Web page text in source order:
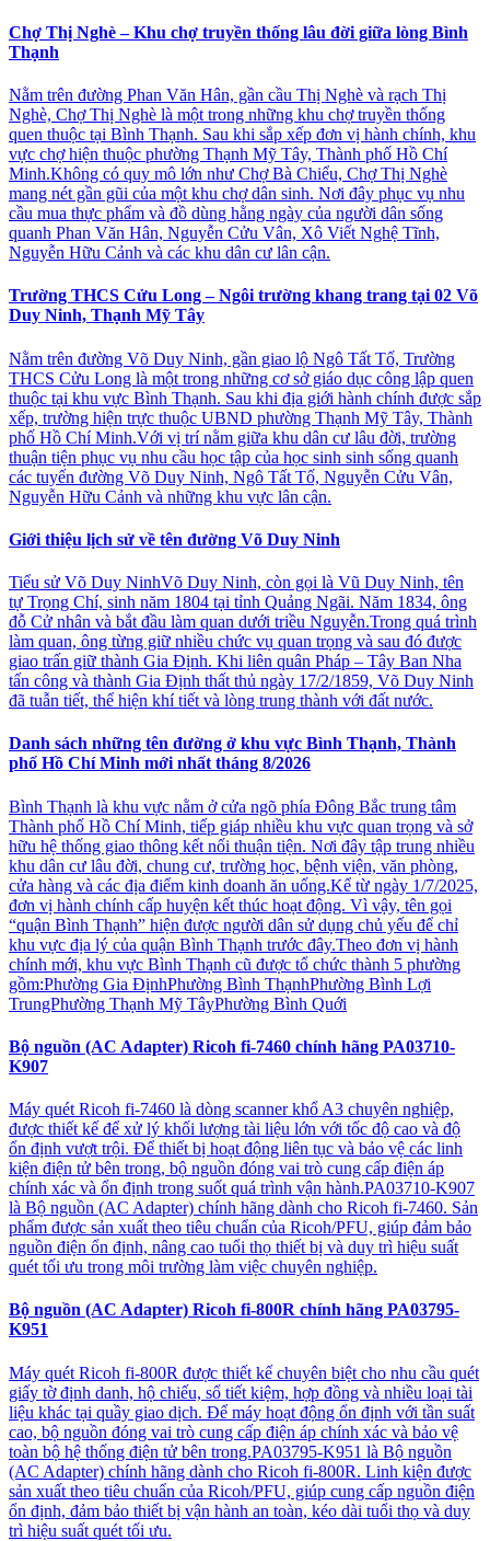
Chợ Thị Nghè – Khu chợ truyền thống lâu đời giữa lòng Bình
Thạnh
Nằm trên đường Phan Văn Hân, gần cầu Thị Nghè và rạch Thị
Nghè, Chợ Thị Nghè là một trong những khu chợ truyền thống
quen thuộc tại Bình Thạnh. Sau khi sắp xếp đơn vị hành chính, khu
vực chợ hiện thuộc phường Thạnh Mỹ Tây, Thành phố Hồ Chí
Minh.Không có quy mô lớn như Chợ Bà Chiểu, Chợ Thị Nghè
mang nét gần gũi của một khu chợ dân sinh. Nơi đây phục vụ nhu
cầu mua thực phẩm và đồ dùng hằng ngày của người dân sống
quanh Phan Văn Hân, Nguyễn Cửu Vân, Xô Viết Nghệ Tĩnh,
Nguyễn Hữu Cảnh và các khu dân cư lân cận.
Trường THCS Cửu Long – Ngôi trường khang trang tại 02 Võ
Duy Ninh, Thạnh Mỹ Tây
Nằm trên đường Võ Duy Ninh, gần giao lộ Ngô Tất Tố, Trường
THCS Cửu Long là một trong những cơ sở giáo dục công lập quen
thuộc tại khu vực Bình Thạnh. Sau khi địa giới hành chính được sắp
xếp, trường hiện trực thuộc UBND phường Thạnh Mỹ Tây, Thành
phố Hồ Chí Minh.Với vị trí nằm giữa khu dân cư lâu đời, trường
thuận tiện phục vụ nhu cầu học tập của học sinh sinh sống quanh
các tuyến đường Võ Duy Ninh, Ngô Tất Tố, Nguyễn Cửu Vân,
Nguyễn Hữu Cảnh và những khu vực lân cận.
Giới thiệu lịch sử về tên đường Võ Duy Ninh
Tiểu sử Võ Duy NinhVõ Duy Ninh, còn gọi là Vũ Duy Ninh, tên
tự Trọng Chí, sinh năm 1804 tại tỉnh Quảng Ngãi. Năm 1834, ông
đỗ Cử nhân và bắt đầu làm quan dưới triều Nguyễn.Trong quá trình
làm quan, ông từng giữ nhiều chức vụ quan trọng và sau đó được
giao trấn giữ thành Gia Định. Khi liên quân Pháp – Tây Ban Nha
tấn công và thành Gia Định thất thủ ngày 17/2/1859, Võ Duy Ninh
đã tuẫn tiết, thể hiện khí tiết và lòng trung thành với đất nước.
Danh sách những tên đường ở khu vực Bình Thạnh, Thành
phố Hồ Chí Minh mới nhất tháng 8/2026
Bình Thạnh là khu vực nằm ở cửa ngõ phía Đông Bắc trung tâm
Thành phố Hồ Chí Minh, tiếp giáp nhiều khu vực quan trọng và sở
hữu hệ thống giao thông kết nối thuận tiện. Nơi đây tập trung nhiều
khu dân cư lâu đời, chung cư, trường học, bệnh viện, văn phòng,
cửa hàng và các địa điểm kinh doanh ăn uống.Kể từ ngày 1/7/2025,
đơn vị hành chính cấp huyện kết thúc hoạt động. Vì vậy, tên gọi
“quận Bình Thạnh” hiện được người dân sử dụng chủ yếu để chỉ
khu vực địa lý của quận Bình Thạnh trước đây.Theo đơn vị hành
chính mới, khu vực Bình Thạnh cũ được tổ chức thành 5 phường
gồm:Phường Gia ĐịnhPhường Bình ThạnhPhường Bình Lợi
TrungPhường Thạnh Mỹ TâyPhường Bình Quới
Bộ nguồn (AC Adapter) Ricoh fi-7460 chính hãng PA03710-
K907
Máy quét Ricoh fi-7460 là dòng scanner khổ A3 chuyên nghiệp,
được thiết kế để xử lý khối lượng tài liệu lớn với tốc độ cao và độ
ổn định vượt trội. Để thiết bị hoạt động liên tục và bảo vệ các linh
kiện điện tử bên trong, bộ nguồn đóng vai trò cung cấp điện áp
chính xác và ổn định trong suốt quá trình vận hành.PA03710-K907
là Bộ nguồn (AC Adapter) chính hãng dành cho Ricoh fi-7460. Sản
phẩm được sản xuất theo tiêu chuẩn của Ricoh/PFU, giúp đảm bảo
nguồn điện ổn định, nâng cao tuổi thọ thiết bị và duy trì hiệu suất
quét tối ưu trong môi trường làm việc chuyên nghiệp.
Bộ nguồn (AC Adapter) Ricoh fi-800R chính hãng PA03795-
K951
Máy quét Ricoh fi-800R được thiết kế chuyên biệt cho nhu cầu quét
giấy tờ định danh, hộ chiếu, sổ tiết kiệm, hợp đồng và nhiều loại tài
liệu khác tại quầy giao dịch. Để máy hoạt động ổn định với tần suất
cao, bộ nguồn đóng vai trò cung cấp điện áp chính xác và bảo vệ
toàn bộ hệ thống điện tử bên trong.PA03795-K951 là Bộ nguồn
(AC Adapter) chính hãng dành cho Ricoh fi-800R. Linh kiện được
sản xuất theo tiêu chuẩn của Ricoh/PFU, giúp cung cấp nguồn điện
ổn định, đảm bảo thiết bị vận hành an toàn, kéo dài tuổi thọ và duy
trì hiệu suất quét tối ưu.